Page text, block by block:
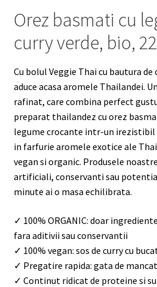
Orez basmati cu
curry verde, bio,
Cu bolul Veggie Thai cu bautura
aduce acasa aromele Thailandei.
rafinat, care combina perfect
preparat thailandez cu orez
legume crocante intr-un irezistibil
in farfurie aromele exotice ale
vegan si organic. Produsele
artificiali, conservanti sau
minute ai o masa echilibrata.
✓ 100% ORGANIC: doar
fara aditivii sau conservantii
✓ 100% vegan: sos de curry cu
✓ Pregatire rapida: gata de
✓ Continut ridicat de proteine si